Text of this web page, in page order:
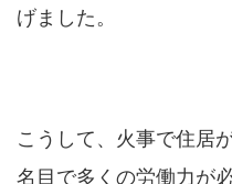
げました。
こうして、火事で住居
名目で多くの労働力が